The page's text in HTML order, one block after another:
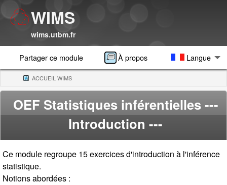
WIMS
wims.utbm.fr
Partager ce module À propos Langue
ACCUEIL WIMS(CURRENT)
OEF Statistiques inférentielles ---
Introduction ---
Ce module regroupe 15 exercices d'introduction à l'inférence
statistique.
Notions abordées :